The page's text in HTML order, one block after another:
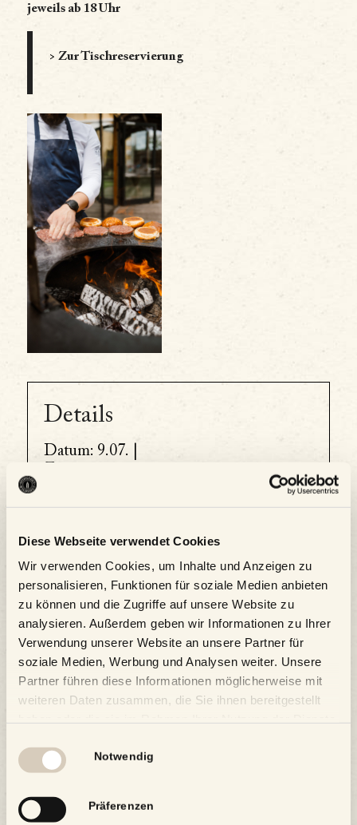
Diese Webseite verwendet Cookies
Wir verwenden Cookies, um Inhalte und Anzeigen zu
personalisieren, Funktionen für soziale Medien anbieten
zu können und die Zugriffe auf unsere Website zu
analysieren. Außerdem geben wir Informationen zu Ihrer
Verwendung unserer Website an unsere Partner für
soziale Medien, Werbung und Analysen weiter. Unsere
Partner führen diese Informationen möglicherweise mit
weiteren Daten zusammen, die Sie ihnen bereitgestellt
Notwendig
Präferenzen
jeweils ab 18 Uhr
> Zur Tischreservierung
Details
Datum: 9.07. |
Wildshut Grill-Abend
Zum Kalender hinzufügen